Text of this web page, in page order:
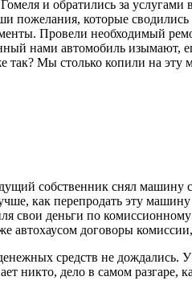
и обратились за
пожелания, которые
Провели необходимый
нами автомобиль изымают,
Мы столько копили на
собственник снял
как перепродать эту
свои деньги по
автохаусом договоры
средств не дождались.
никто, дело в самом разгаре,